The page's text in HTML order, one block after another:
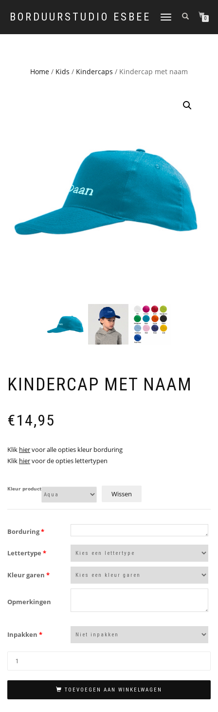
BORDUURSTUDIO ESBEE
TOGGLE
0
Home / Kids / Kindercaps / Kindercap met naam
KINDERCAP MET NAAM
€14,95
Klik hiervoor alle opties kleur borduring
Klik hiervoor de opties lettertypen
Kleur product
Wissen
Borduring*
Lettertype *
Kleur garen *
Opmerkingen
Inpakken *
TOEVOEGEN AAN WINKELWAGEN